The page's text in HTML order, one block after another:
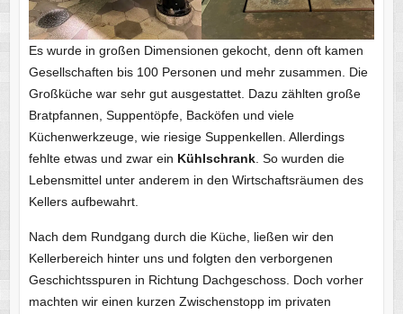
Es wurde in großen Dimensionen gekocht, denn oft kamen
Gesellschaften bis 100 Personen und mehr zusammen. Die
Großküche war sehr gut ausgestattet. Dazu zählten große
Bratpfannen, Suppentöpfe, Backöfen und viele
Küchenwerkzeuge, wie riesige Suppenkellen. Allerdings
fehlte etwas und zwar ein Kühlschrank. So wurden die
Lebensmittel unter anderem in den Wirtschaftsräumen des
Kellers aufbewahrt.
Nach dem Rundgang durch die Küche, ließen wir den
Kellerbereich hinter uns und folgten den verborgenen
Geschichtsspuren in Richtung Dachgeschoss. Doch vorher
machten wir einen kurzen Zwischenstopp im privaten